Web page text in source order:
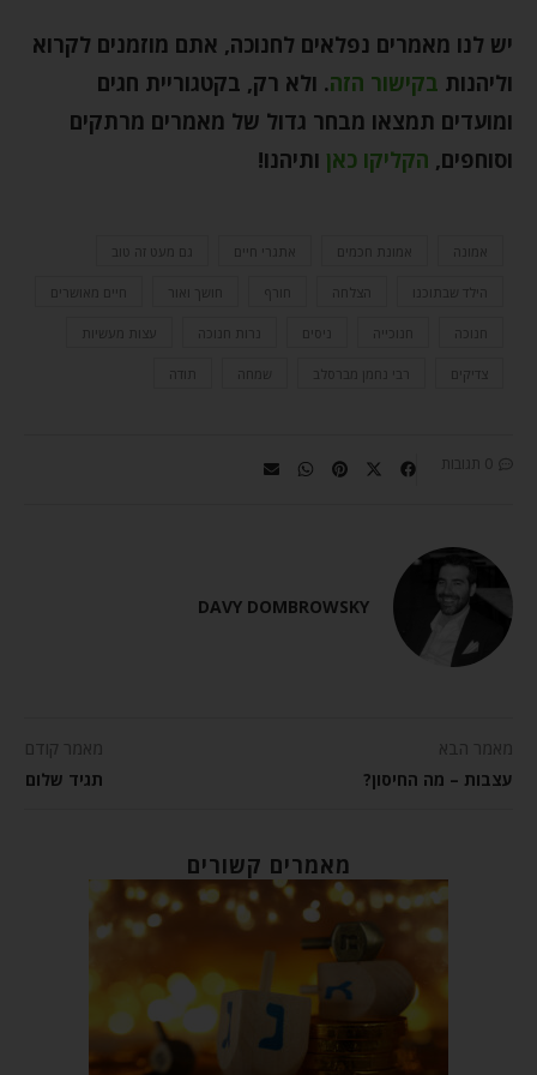
יש לנו מאמרים נפלאים לחנוכה, אתם מוזמנים לקרוא
וליהנות בקישור הזה. ולא רק, בקטגוריית חגים
ומועדים תמצאו מבחר גדול של מאמרים מרתקים
וסוחפים, הקליקו כאן ותיהנו!
אמונה אמונת חכמים אתגרי חיים גם מעט זה טוב
הילד שבתוכנו הצלחה חורף חושך ואור חיים מאושרים
ניסים נרות חנוכה עצות מעשיות
צדיקים רבי נחמן מברסלב שמחה תודה
0 תגובות
DAVY DOMBROWSKY
מאמר הבא
עצבות – מה החיסון?
מאמר קודם
תגיד שלום
מאמרים קשורים